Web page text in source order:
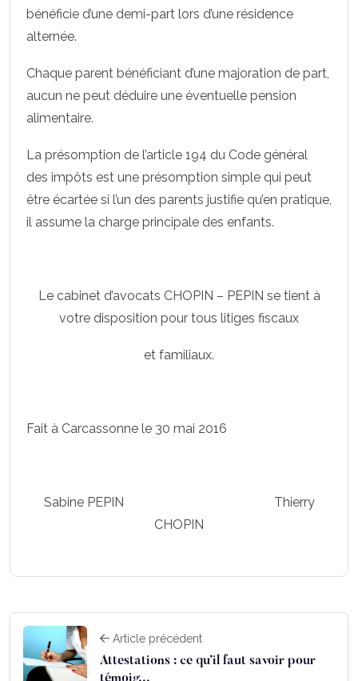
bénéficie d’une demi-part lors d’une résidence
alternée.
Chaque parent bénéficiant d’une majoration de part,
aucun ne peut déduire une éventuelle pension
alimentaire.
La présomption de l’article 194 du Code général
des impôts est une présomption simple qui peut
être écartée si l’un des parents justifie qu’en pratique,
il assume la charge principale des enfants.
Le cabinet d’avocats CHOPIN – PEPIN se tient à
votre disposition pour tous litiges fiscaux
et familiaux.
Fait à Carcassonne le 30 mai 2016
Sabine PEPIN Thierry
CHOPIN
Article précédent
Attestations : ce qu’il faut savoir pour